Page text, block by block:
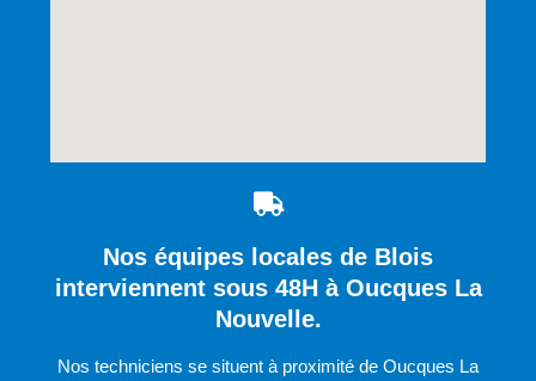
Nos équipes locales de Blois
interviennent sous 48H à Oucques La
Nouvelle.
Nos techniciens se situent à proximité de Oucques La